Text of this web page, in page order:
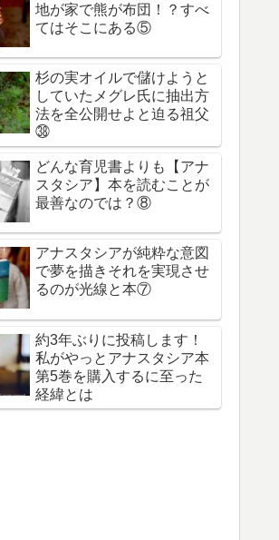
地が家で熊が布団！？すべ
てはそこにある⑤
杉の実オイルで儲けようと
していたメグレ氏に抽出方
法を全公開せよと迫る祖父
㊳
どんな育児書よりも【アナ
スタシア】本を読むことが
最善なのでは？⑧
アナスタシアが純粋な意図
で夢を描きそれを実現させ
るのが光線と本⑦
約3年ぶりに投稿します！
私がやっとアナスタシア本
第5巻を購入するに至った
経緯とは